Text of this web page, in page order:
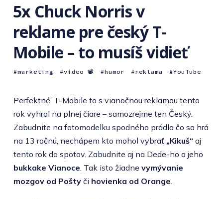
5x Chuck Norris v
reklame pre český T-
Mobile – to musíš vidieť
marketing video 📽 humor reklama YouTube
Perfektné. T-Mobile to s vianočnou reklamou tento
rok vyhral na plnej čiare – samozrejme ten Český.
Zabudnite na fotomodelku spodného prádla čo sa hrá
na 13 ročnú, nechápem kto mohol vybrať „Kikuš“ aj
tento rok do spotov. Zabudnite aj na Dede-ho a jeho
bukkake Vianoce. Tak isto žiadne vymývanie
mozgov od Poštyči hovienka od Orange.